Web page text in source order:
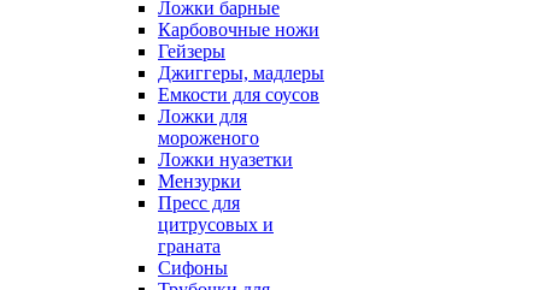
Ложки барные
Карбовочные ножи
Гейзеры
Джиггеры, мадлеры
Емкости для соусов
Ложки для
мороженого
Ложки нуазетки
Мензурки
Пресс для
цитрусовых и
граната
Сифоны